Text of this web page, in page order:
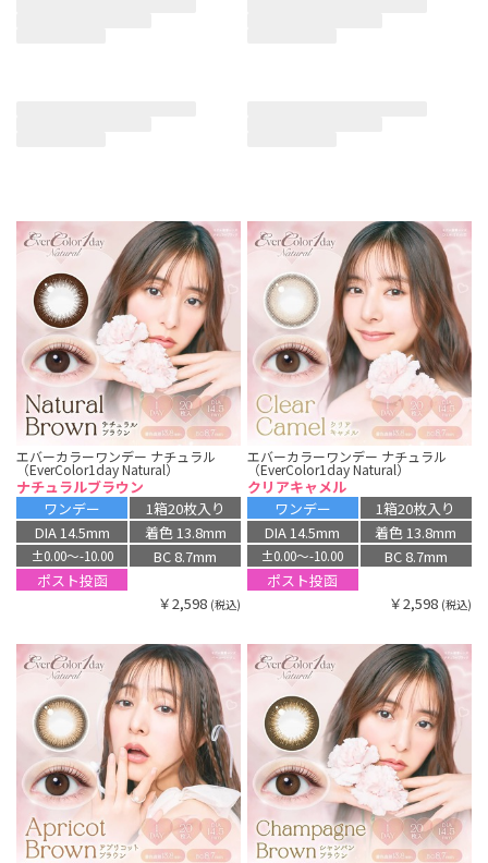
エバーカラーワンデー ナチュラル
（EverColor1day Natural）
ナチュラルブラウン
ワンデー
1箱20枚入り
DIA 14.5mm
着色 13.8mm
±0.00〜-10.00
BC 8.7mm
ポスト投函
￥2,598 (税込)
エバーカラーワンデー ナチュラル
（EverColor1day Natural）
クリアキャメル
ワンデー
1箱20枚入り
DIA 14.5mm
着色 13.8mm
±0.00〜-10.00
BC 8.7mm
ポスト投函
￥2,598 (税込)